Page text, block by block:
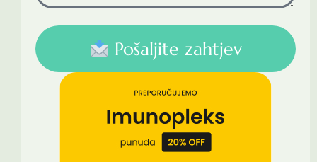
Pošaljite zahtjev